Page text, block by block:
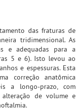
das fraturas de
tridimensional. As
e adequadas para a
5 e 6). Isto levou ao
e espessuras. Esta
correção anatômica
a longo-prazo, com
alteração de volume e